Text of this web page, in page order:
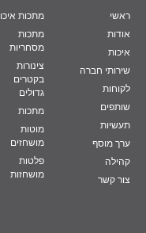
ראשי
אודות
איכות
שירותי חברה
לקוחות
שותפים
תעשיות
ערך מוסף
קהילה
צור קשר
מתכות
מתכות
מסחריות
צינורות
בקטרים
גדולים
מתכות
מוטות
מושחזים
פלטות
מושחזות